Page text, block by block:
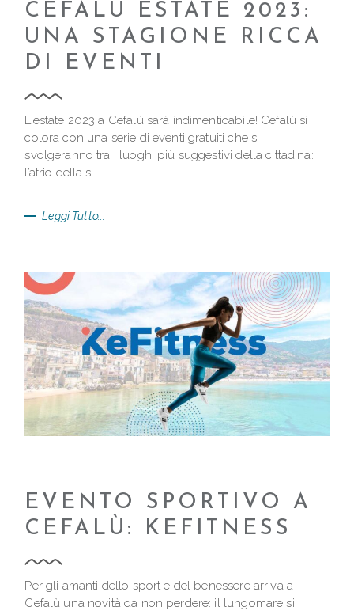
CEFALÙ ESTATE 2023:
UNA STAGIONE RICCA
DI EVENTI
L'estate 2023 a Cefalù sarà indimenticabile! Cefalù si
colora con una serie di eventi gratuiti che si
svolgeranno tra i luoghi più suggestivi della cittadina:
l’atrio della s
Leggi Tutto...
EVENTO SPORTIVO A
CEFALÙ: KEFITNESS
Per gli amanti dello sport e del benessere arriva a
Cefalù una novità da non perdere: il lungomare si